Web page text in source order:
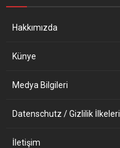
Bayram’ın Yunan devleti...
Hakkımızda
Künye
Medya Bilgileri
Datenschutz / Gizlilik İlkeleri
İletişim